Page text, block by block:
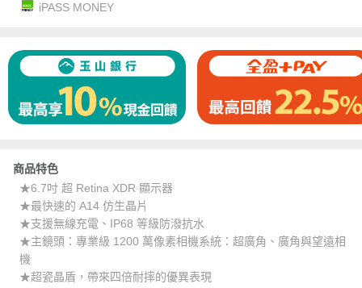
iPASS MONEY
商品特色
★6.7吋 超 Retina XDR 顯示器
★最快速的 A14 仿生晶片
★支援無線充電、IP68 等級防潑抗水
★主鏡頭：專業級 1200 萬像素相機系統：超廣角、廣角與望遠相
機
★超瓷晶盾，帶來四倍耐摔的優異表現